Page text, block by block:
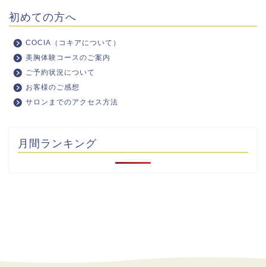
初めての方へ
COCIA（コキアについて）
美胸体験コースのご案内
ご予約状況について
お客様のご感想
サロンまでのアクセス方法
月間ランキング